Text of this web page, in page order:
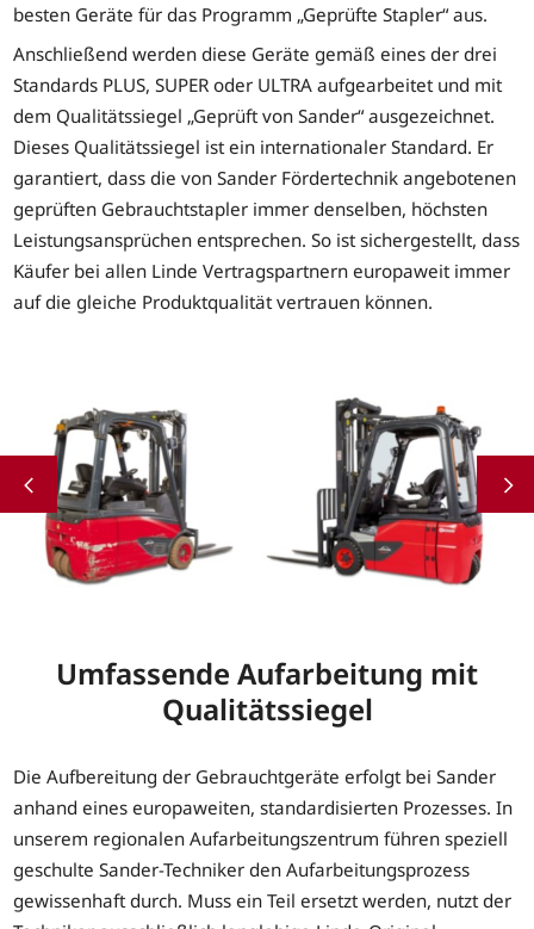
besten Geräte für das Programm „Geprüfte Stapler“ aus.
Anschließend werden diese Geräte gemäß eines der drei
Standards PLUS, SUPER oder ULTRA aufgearbeitet und mit
dem Qualitätssiegel „Geprüft von Sander“ ausgezeichnet.
Dieses Qualitätssiegel ist ein internationaler Standard. Er
garantiert, dass die von Sander Fördertechnik angebotenen
geprüften Gebrauchtstapler immer denselben, höchsten
Leistungsansprüchen entsprechen. So ist sichergestellt, dass
Käufer bei allen Linde Vertragspartnern europaweit immer
auf die gleiche Produktqualität vertrauen können.
Umfassende Aufarbeitung mit
Qualitätssiegel
Die Aufbereitung der Gebrauchtgeräte erfolgt bei Sander
anhand eines europaweiten, standardisierten Prozesses. In
unserem regionalen Aufarbeitungszentrum führen speziell
geschulte Sander-Techniker den Aufarbeitungsprozess
gewissenhaft durch. Muss ein Teil ersetzt werden, nutzt der